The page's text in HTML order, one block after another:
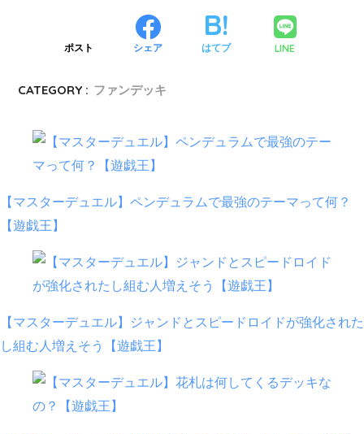
ポスト シェア はてブ LINE
CATEGORY : ファンデッキ
【マスターデュエル】ペンデュラムで最強のテーマって何？
【遊戯王】
【マスターデュエル】ジャンドとスピードロイドが強化された
し組む人増えそう【遊戯王】